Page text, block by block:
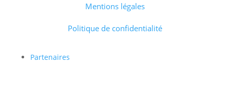
Mentions légales
Politique de confidentialité
Partenaires